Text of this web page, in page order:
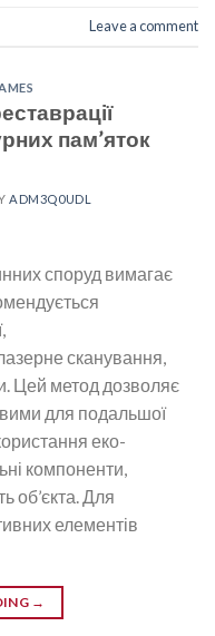
Leave a comment
пам’яток
ADM3Q0UDL
споруд вимагає
сканування,
Цей метод дозволяє
для подальшої
еко-
компоненти,
об’єкта. Для
елементів
→